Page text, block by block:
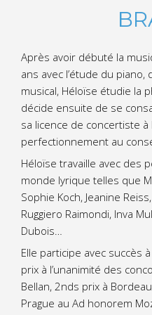
Après avoir débuté la
ans avec l’étude du
musical, Héloïse étudie la
décide ensuite de se
sa licence de concertiste à
perfectionnement au
Héloïse travaille avec des
monde lyrique telles que
Sophie Koch, Jeanine
Ruggiero Raimondi, Inva
Dubois…
Elle participe avec succès
prix à l’unanimité des
Bellan, 2nds prix à
Prague au Ad honorem